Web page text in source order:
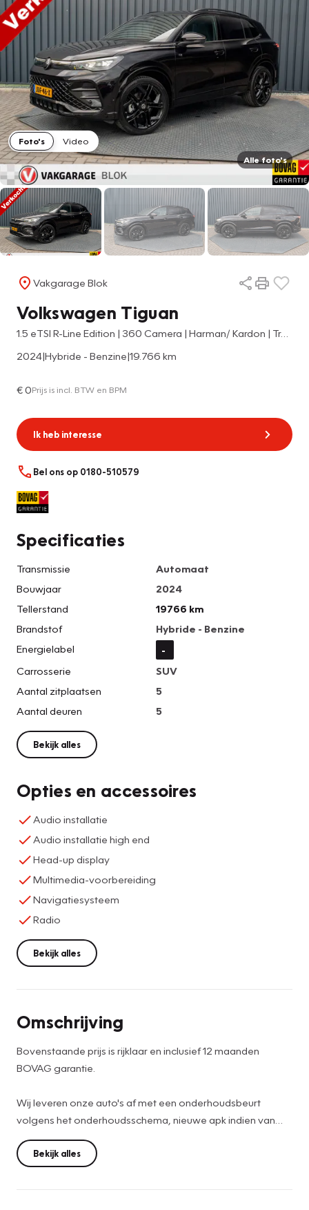
Foto's
Video
Alle foto's
Vakgarage Blok
Volkswagen Tiguan
1.5 eTSI R-Line Edition | 360 Camera | Harman/ Kardon | Trekhaak | Panodak | IQ Light | Head Up |
2024|Hybride - Benzine|19.766 km
€ 0Prijs is incl. BTW en BPM
Ik heb interesse
Bel ons op 0180-510579
Specificaties
Transmissie
Automaat
Bouwjaar
2024
Tellerstand
19766 km
Brandstof
Hybride - Benzine
Energielabel
-
Carrosserie
SUV
Aantal zitplaatsen
5
Aantal deuren
5
Bekijk alles
Opties en accessoires
Audio installatie
Audio installatie high end
Head-up display
Multimedia-voorbereiding
Navigatiesysteem
Radio
Bekijk alles
Omschrijving
Bovenstaande prijs is rijklaar en inclusief 12 maanden
BOVAG garantie.
Wij leveren onze auto's af met een onderhoudsbeurt
volgens het onderhoudsschema, nieuwe apk indien van
toepassing, auto wordt volledig binnen en buiten
professioneel gereinigd, indien nodig nieuw matten set,
RDW teller rapport en tenaamstelling van de auto op u
Bekijk alles